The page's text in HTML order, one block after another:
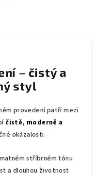
– čistý a
styl
provedení patří mezi
čistě, moderně a
okázalosti.
stříbrném tónu
a dlouhou životnost.